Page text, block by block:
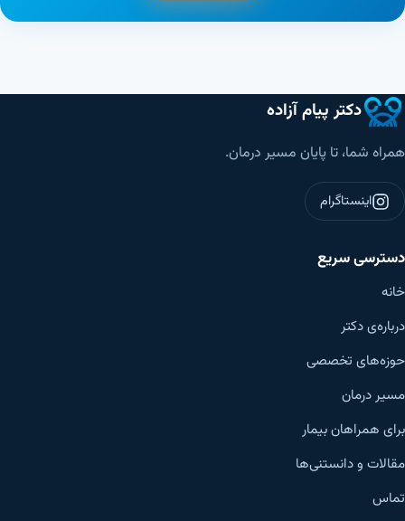
دکتر پیام آزاده
همراه شما، تا پایان مسیر درمان.
اینستاگرام
دسترسی سریع
خانه
درباره‌ی دکتر
حوزه‌های تخصصی
مسیر درمان
برای همراهان بیمار
مقالات و دانستنی‌ها
تماس